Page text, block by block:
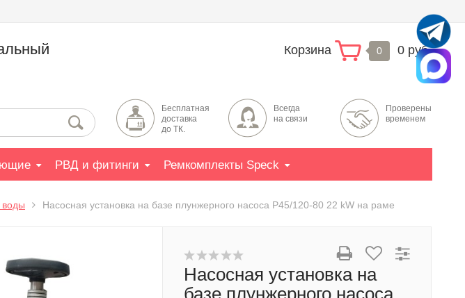
Корзина 0 0 руб.
Бесплатная
доставка
до ТК.
Всегда
на связи
Проверены
временем
РВД и фитинги Ремкомплекты Speck
воды Насосная установка на базе плунжерного насоса P45/120-80 22 kW на раме
Насосная установка на
базе плунжерного насоса